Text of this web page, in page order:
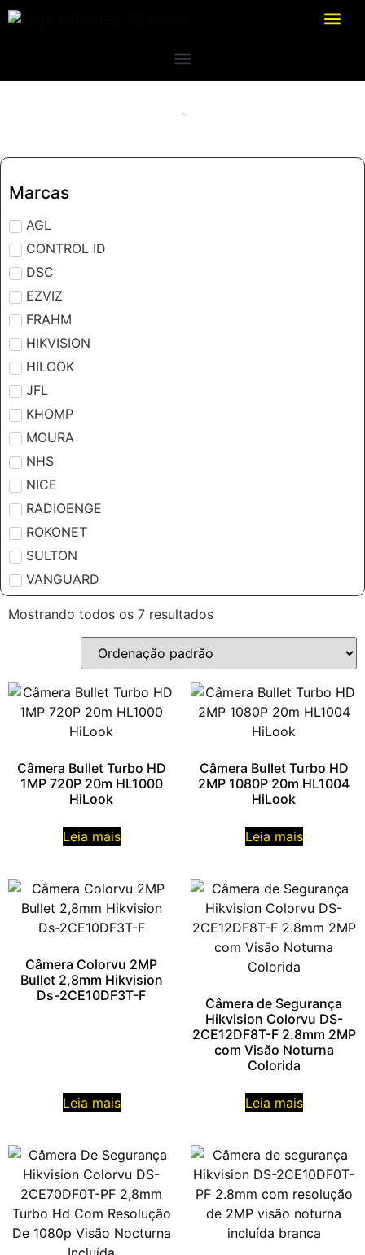
Marcas
AGL
CONTROL ID
DSC
EZVIZ
FRAHM
HIKVISION
HILOOK
JFL
KHOMP
MOURA
NHS
NICE
RADIOENGE
ROKONET
SULTON
VANGUARD
Mostrando todos os 7 resultados
Câmera Bullet Turbo HD
1MP 720P 20m HL1000
HiLook
Leia mais
Câmera Bullet Turbo HD
2MP 1080P 20m HL1004
HiLook
Leia mais
Câmera Colorvu 2MP
Bullet 2,8mm Hikvision
Ds-2CE10DF3T-F
Leia mais
Câmera de Segurança
Hikvision Colorvu DS-
2CE12DF8T-F 2.8mm 2MP
com Visão Noturna
Colorida
Leia mais